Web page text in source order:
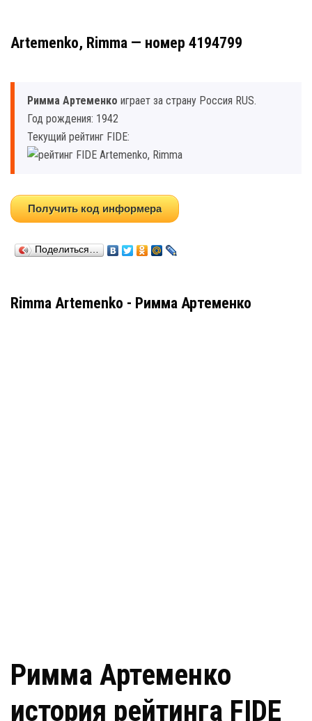
Artemenko, Rimma — номер 4194799
Римма Артеменко играет за страну Россия RUS.
Год рождения: 1942
Текущий рейтинг FIDE:
Получить код информера
Поделиться…
Rimma Artemenko - Римма Артеменко
Римма Артеменко
история рейтинга FIDE